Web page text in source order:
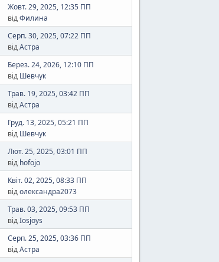
Жовт. 29, 2025, 12:35 ПП
відФилина
Серп. 30, 2025, 07:22 ПП
відАстра
Берез. 24, 2026, 12:10 ПП
від Шевчук
Трав. 19, 2025, 03:42 ПП
відАстра
Груд. 13, 2025, 05:21 ПП
від Шевчук
Лют. 25, 2025, 03:01 ПП
від hofojo
Квіт. 02, 2025, 08:33 ПП
відолександра2073
Трав. 03, 2025, 09:53 ПП
відIosjoys
Серп. 25, 2025, 03:36 ПП
відАстра